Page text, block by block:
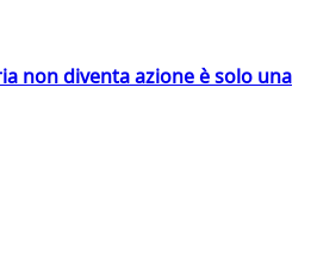
non diventa azione è solo una